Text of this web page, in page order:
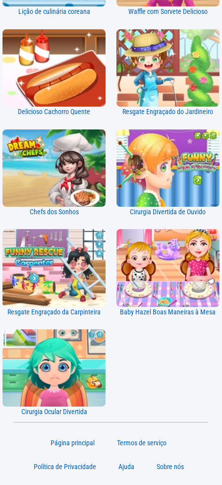
Lição de culinária coreana Waffle com Sorvete Delicioso
Delicioso Cachorro Quente Resgate Engraçado do Jardineiro
Chefs dos Sonhos Cirurgia Divertida de Ouvido
Resgate Engraçado da Carpinteira Baby Hazel Boas Maneiras à Mesa
Cirurgia Ocular Divertida
Página principal Termos de serviço
Política de Privacidade Ajuda Sobre nós